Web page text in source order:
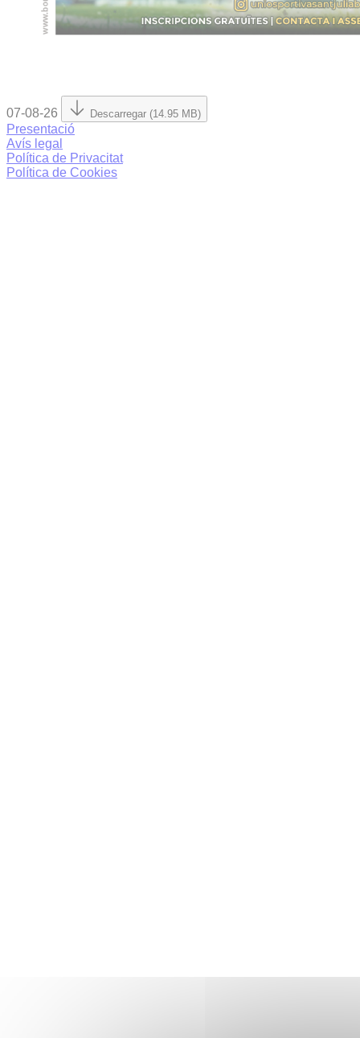
07-08-26 Descarregar (14.95 MB)
Presentació
Avís legal
Política de Privacitat
Política de Cookies